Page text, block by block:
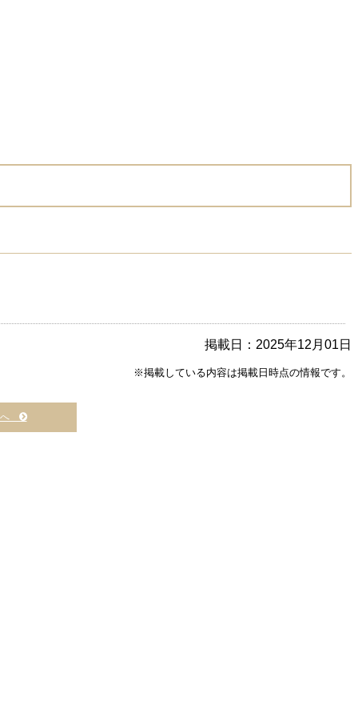
掲載日：2025年12月01日
※掲載している内容は掲載日時点の情報です。